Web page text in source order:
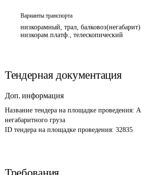
Варианты транспорта
низкорамный, трал,
низкорам.платф., телескопический
Тендерная документация
Доп. информация
Название тендера на площадке проведения:
негабаритного груза
ID тендера на площадке проведения: 32835